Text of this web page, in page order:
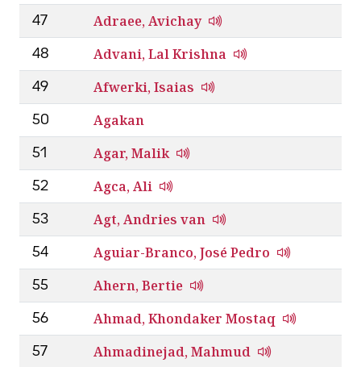
47 Adraee, Avichay
48 Advani, Lal Krishna
49 Afwerki, Isaias
50 Agakan
51 Agar, Malik
52 Agca, Ali
53 Agt, Andries van
54 Aguiar-Branco, José Pedro
55 Ahern, Bertie
56 Ahmad, Khondaker Mostaq
57 Ahmadinejad, Mahmud